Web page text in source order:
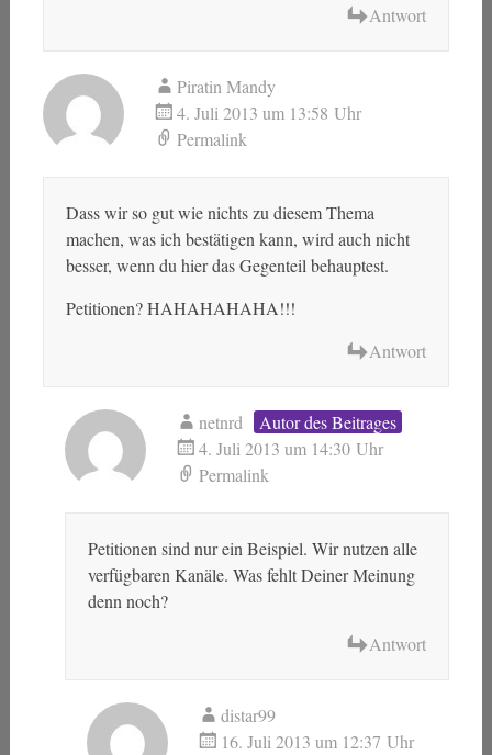
Antwort
Piratin Mandy
4. Juli 2013 um 13:58 Uhr
Permalink
Dass wir so gut wie nichts zu diesem Thema
machen, was ich bestätigen kann, wird auch nicht
besser, wenn du hier das Gegenteil behauptest.
Petitionen? HAHAHAHAHA!!!
Antwort
netnrd
Autor des Beitrages
4. Juli 2013 um 14:30 Uhr
Permalink
Petitionen sind nur ein Beispiel. Wir nutzen alle
verfügbaren Kanäle. Was fehlt Deiner Meinung
denn noch?
Antwort
distar99
16. Juli 2013 um 12:37 Uhr